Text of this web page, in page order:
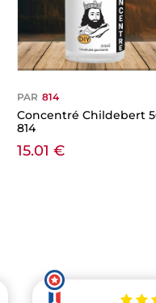
PAR 814
Concentré Childebert
814
15.01€